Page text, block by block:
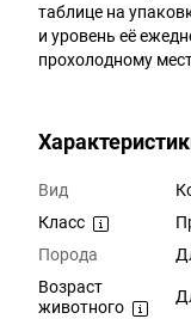
таблице на
и уровень её
прохолодному
Вид
Класс
Порода
Возраст
животного